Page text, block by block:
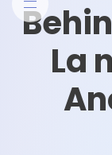
La